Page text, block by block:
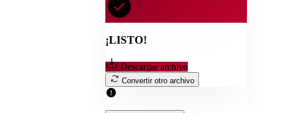
¡LISTO!
Descargar archivo
Convertir otro archivo